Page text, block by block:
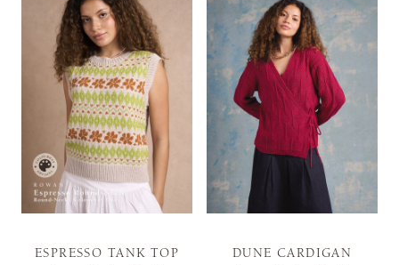
ESPRESSO TANK TOP
DUNE CARDIGAN